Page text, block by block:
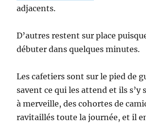
adjacents.
D’autres restent sur place
débuter dans quelques minutes.
Les cafetiers sont sur le pied de
savent ce qui les attend et ils s’y
à merveille, des cohortes de
ravitaillés toute la journée, et il